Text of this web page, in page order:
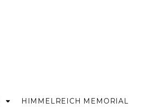
HIMMELREICH MEMORIAL